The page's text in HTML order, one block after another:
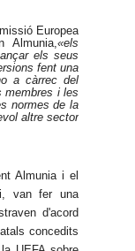
Europea
Almunia, «els
els seus
fent una
a càrrec del
membres i les
normes de la
altre sector
Almunia i el
van fer una
d'acord
concedits